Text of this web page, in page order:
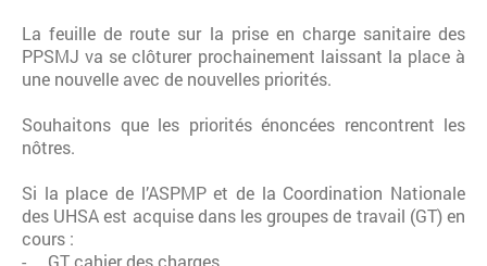
La feuille de route sur la prise en charge sanitaire des
PPSMJ va se clôturer prochainement laissant la place à
une nouvelle avec de nouvelles priorités.
Souhaitons que les priorités énoncées rencontrent les
nôtres.
Si la place de l’ASPMP et de la Coordination Nationale
des UHSA est acquise dans les groupes de travail (GT) en
cours :
- GT cahier des charges